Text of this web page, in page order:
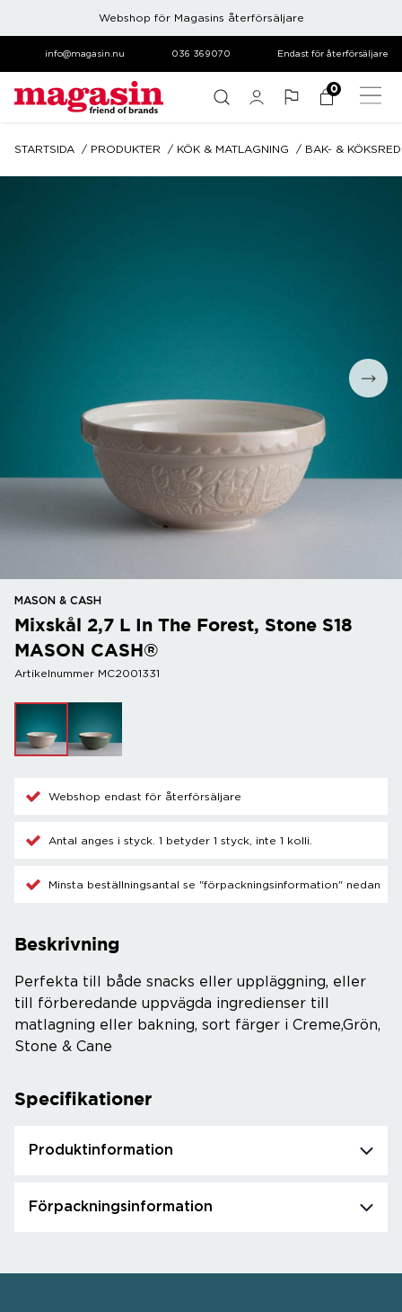
Webshop för Magasins återförsäljare
info@magasin.nu 036 369070 Endast för återförsäljare
0
STARTSIDA PRODUKTER KÖK & MATLAGNING BAK- &
MASON & CASH
Mixskål 2,7 L In The Forest, Stone S18
MASON CASH®
Artikelnummer MC2001331
Webshop endast för återförsäljare
Antal anges i styck. 1 betyder 1 styck, inte 1 kolli.
Minsta beställningsantal se "förpackningsinformation" nedan
Beskrivning
Perfekta till både snacks eller uppläggning, eller
till förberedande uppvägda ingredienser till
matlagning eller bakning, sort färger i Creme,Grön,
Stone & Cane
Specifikationer
Produktinformation
Förpackningsinformation